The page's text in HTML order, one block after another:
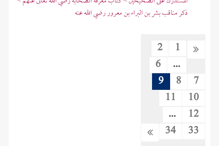
ذكر مناقب بشر بن البراء بن معرور رضي الله عنه
1
2
...
6
7
8
9
10
11
12
...
33
34